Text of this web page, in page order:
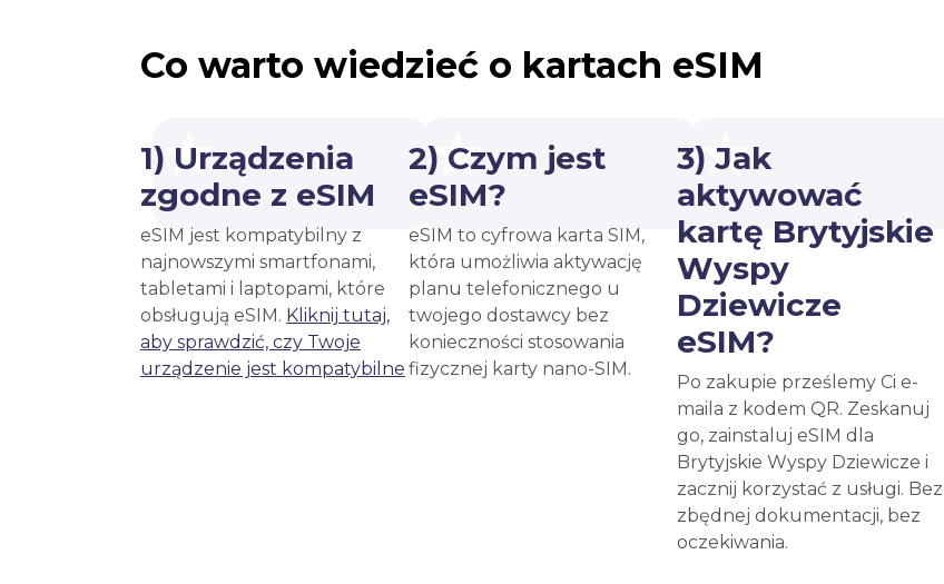
Co warto wiedzieć o kartach eSIM
1) Urządzenia
zgodne z eSIM
eSIM jest kompatybilny z
najnowszymi smartfonami,
tabletami i laptopami, które
obsługują eSIM. Kliknij tutaj,
aby sprawdzić, czy Twoje
urządzenie jest kompatybilne
2) Czym jest
eSIM?
eSIM to cyfrowa karta SIM,
która umożliwia aktywację
planu telefonicznego u
twojego dostawcy bez
konieczności stosowania
fizycznej karty nano-SIM.
3) Jak
aktywować
kartę Brytyjskie
Wyspy
Dziewicze
eSIM?
Po zakupie prześlemy Ci e-
maila z kodem QR. Zeskanuj
go, zainstaluj eSIM dla
Brytyjskie Wyspy Dziewicze i
zacznij korzystać z usługi. Bez
zbędnej dokumentacji, bez
oczekiwania.